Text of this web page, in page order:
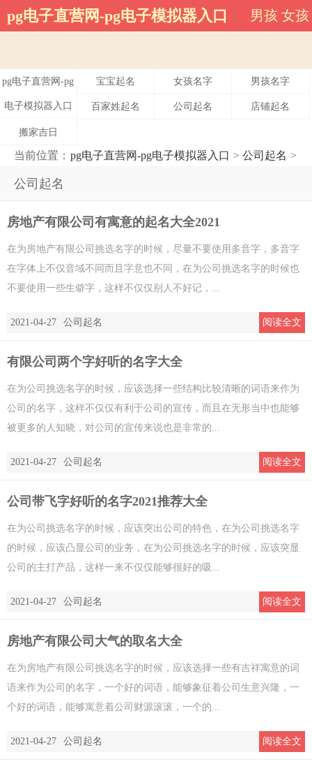
公司起名-pg电子直营网
pg电子直营网-pg电子模拟器入口 男孩 女孩
pg电子直营网-pg
电子模拟器入口
宝宝起名 女孩名字 男孩名字
百家姓起名 公司起名 店铺起名
搬家吉日
当前位置： pg电子直营网-pg电子模拟器入口 > 公司起名 >
公司起名
房地产有限公司有寓意的起名大全2021
在为房地产有限公司挑选名字的时候，尽量不要使用多音字，多音字
在字体上不仅音域不同而且字意也不同，在为公司挑选名字的时候也
不要使用一些生僻字，这样不仅仅别人不好记，...
2021-04-27 公司起名 阅读全文
有限公司两个字好听的名字大全
在为公司挑选名字的时候，应该选择一些结构比较清晰的词语来作为
公司的名字，这样不仅仅有利于公司的宣传，而且在无形当中也能够
被更多的人知晓，对公司的宣传来说也是非常的...
2021-04-27 公司起名 阅读全文
公司带飞字好听的名字2021推荐大全
在为公司挑选名字的时候，应该突出公司的特色，在为公司挑选名字
的时候，应该凸显公司的业务，在为公司挑选名字的时候，应该突显
公司的主打产品，这样一来不仅仅能够很好的吸...
2021-04-27 公司起名 阅读全文
房地产有限公司大气的取名大全
在为房地产有限公司挑选名字的时候，应该选择一些有吉祥寓意的词
语来作为公司的名字，一个好的词语，能够象征着公司生意兴隆，一
个好的词语，能够寓意着公司财源滚滚，一个的...
2021-04-27 公司起名 阅读全文